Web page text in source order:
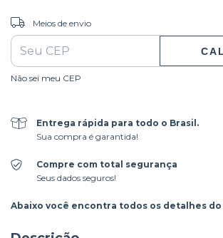
Entregas para o CEP:
Meios de envio
Não sei meu CEP
Entrega rápida para todo o Brasil.
Sua compra é garantida!
Compre com total segurança
Seus dados seguros!
Abaixo você encontra todos os detalhes